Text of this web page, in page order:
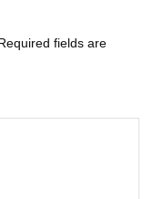
fields are